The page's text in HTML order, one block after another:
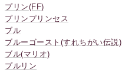
プリン(FF)
プリンプリンセス
ブル
ブルーゴースト(すれちがい伝説)
ブル(マリオ)
プルリン